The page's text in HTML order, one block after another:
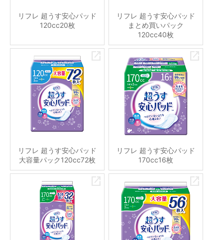
リフレ 超うす安心パッド
120cc20枚
リフレ 超うす安心パッド
まとめ買いパック
120cc40枚
リフレ 超うす安心パッド
大容量パック120cc72枚
リフレ 超うす安心パッド
170cc16枚